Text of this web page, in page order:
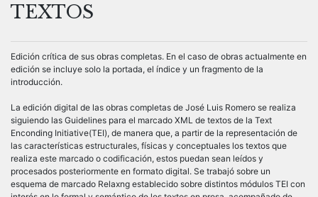
TEXTOS
Edición crítica de sus obras completas. En el caso de obras actualmente en
edición se incluye solo la portada, el índice y un fragmento de la
introducción.
La edición digital de las obras completas de José Luis Romero se realiza
siguiendo las Guidelines para el marcado XML de textos de la Text
Enconding Initiative(TEI), de manera que, a partir de la representación de
las características estructurales, físicas y conceptuales los textos que
realiza este marcado o codificación, estos puedan sean leídos y
procesados posteriormente en formato digital. Se trabajó sobre un
esquema de marcado Relaxng establecido sobre distintos módulos TEI con